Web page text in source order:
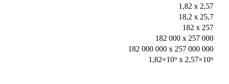
1,82 x 2,57
18,2 x 25,7
182 x 257
182 000 x 257 000
182 000 000 x 257 000 000
1,82×10⁹ x 2,57×10⁹